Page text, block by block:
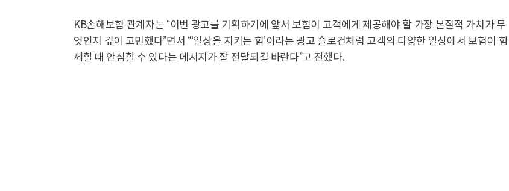
KB손해보험 관계자는 “이번 광고를 기획하기에 앞서 보험이 고객에게 제공해야 할 가장 본질적 가치가 무
엇인지 깊이 고민했다”면서 “‘일상을 지키는 힘’이라는 광고 슬로건처럼 고객의 다양한 일상에서 보험이 함
께할 때 안심할 수 있다는 메시지가 잘 전달되길 바란다”고 전했다.